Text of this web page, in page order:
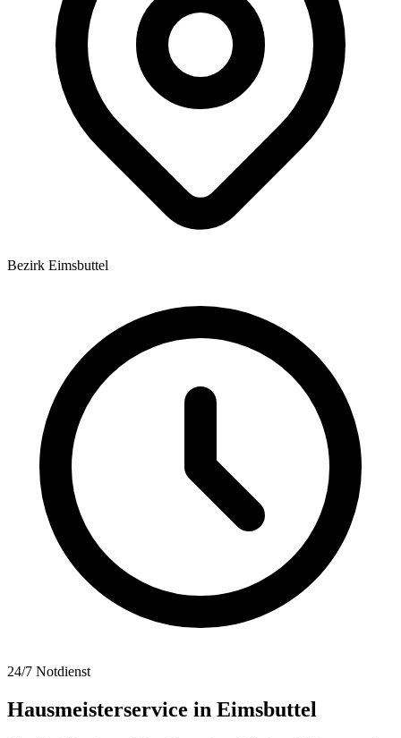
Bezirk Eimsbuttel
24/7 Notdienst
Hausmeisterservice in Eimsbuttel